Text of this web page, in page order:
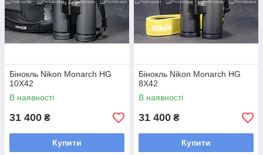
Бінокль Nikon Monarch HG
10X42
В наявності
31 400 ₴
Купити
Бінокль Nikon Monarch HG
8X42
В наявності
31 400 ₴
Купити